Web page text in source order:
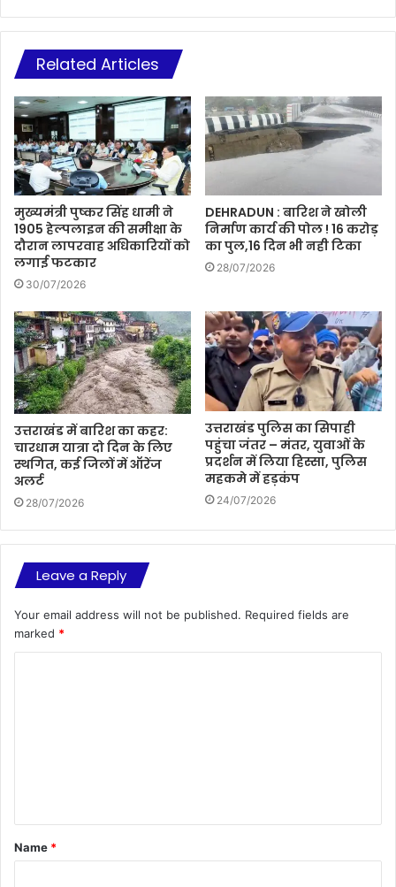
Related Articles
मुख्यमंत्री पुष्कर सिंह धामी ने
1905 हेल्पलाइन की समीक्षा के
दौरान लापरवाह अधिकारियों को
लगाई फटकार
30/07/2026
DEHRADUN : बारिश ने खोली
निर्माण कार्य की पोल ! 16 करोड़
का पुल,16 दिन भी नही टिका
28/07/2026
उत्तराखंड में बारिश का कहर:
चारधाम यात्रा दो दिन के लिए
स्थगित, कई जिलों में ऑरेंज
अलर्ट
28/07/2026
उत्तराखंड पुलिस का सिपाही
पहुंचा जंतर – मंतर, युवाओं के
प्रदर्शन में लिया हिस्सा, पुलिस
महकमे में हड़कंप
24/07/2026
Leave a Reply
Your email address will not be published. Required fields are
marked *
t
*
Name *